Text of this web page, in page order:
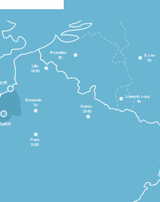
Paris
1h30
Beauvais
1h
Reims
2h45
Lille
2h30
Bruxelles
3h
Bonn
5h
Luxembourg
4h